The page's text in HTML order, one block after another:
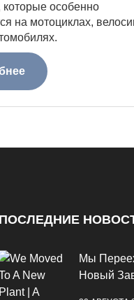
особенно
на мотоциклах,
ПОСЛЕДНИЕ
Мы
Новый